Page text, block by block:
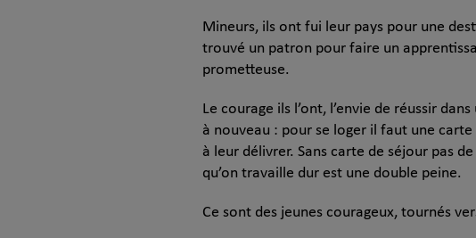
Mineurs, ils ont fui leur pays pour une
trouvé un patron pour faire un
prometteuse.
Le courage ils l’ont, l’envie de réussir
à nouveau : pour se loger il faut une
à leur délivrer. Sans carte de séjour pas
qu’on travaille dur est une double peine.
Ce sont des jeunes courageux, tournés